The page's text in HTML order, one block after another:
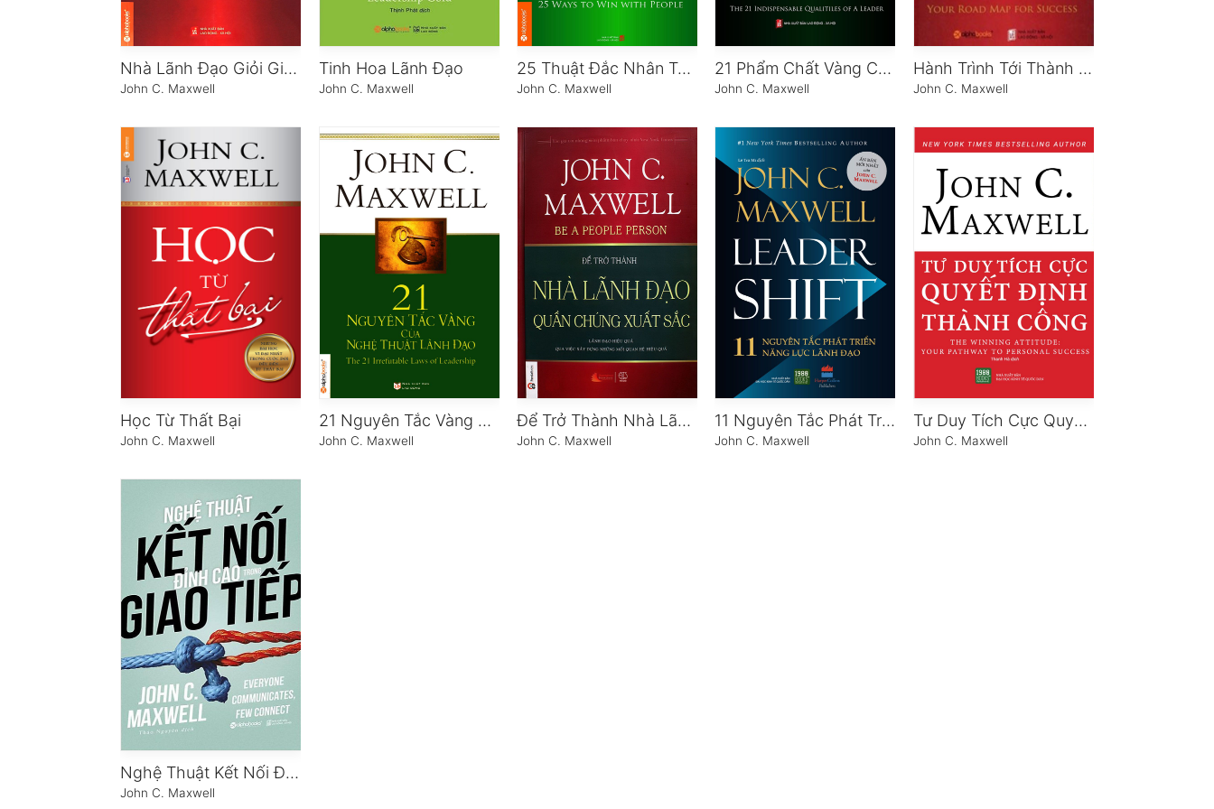
Nhà Lãnh Đạo Giỏi Giải Quyết Vấn Đề Như Thế Nào?
John C. Maxwell
Tinh Hoa Lãnh Đạo
John C. Maxwell
25 Thuật Đắc Nhân Tâm
John C. Maxwell
21 Phẩm Chất Vàng Của Nhà Lãnh Đạo
John C. Maxwell
Hành Trình Tới Thành Công
John C. Maxwell
Học Từ Thất Bại
John C. Maxwell
21 Nguyên Tắc Vàng Của Nghệ Thuật Lãnh Đạo
John C. Maxwell
Để Trở Thành Nhà Lãnh Đạo Quần Chúng Xuất Sắc
John C. Maxwell
11 Nguyên Tắc Phát Triển Năng Lực Lãnh Đạo
John C. Maxwell
Tư Duy Tích Cực Quyết Định Thành Công
John C. Maxwell
Nghệ Thuật Kết Nối Đỉnh Cao Trong Giao Tiếp
John C. Maxwell